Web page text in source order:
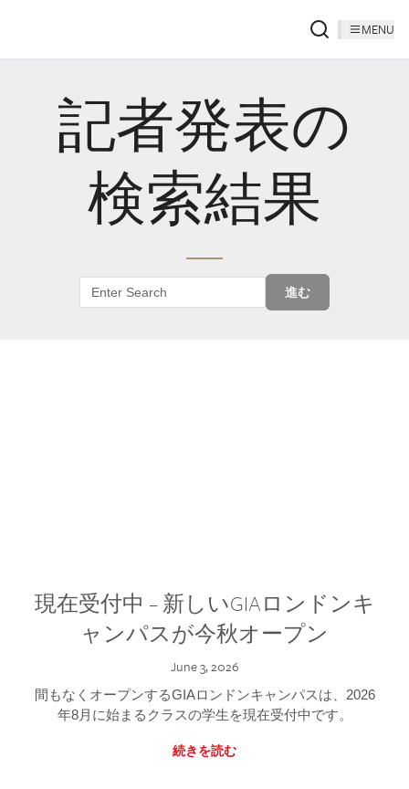
MENU
記者発表の
検索結果
進む
現在受付中 – 新しいGIAロンドンキ
ャンパスが今秋オープン
June 3, 2026
間もなくオープンするGIAロンドンキャンパスは、2026
年8月に始まるクラスの学生を現在受付中です。
続きを読む